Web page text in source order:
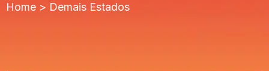
Home > Demais Estados